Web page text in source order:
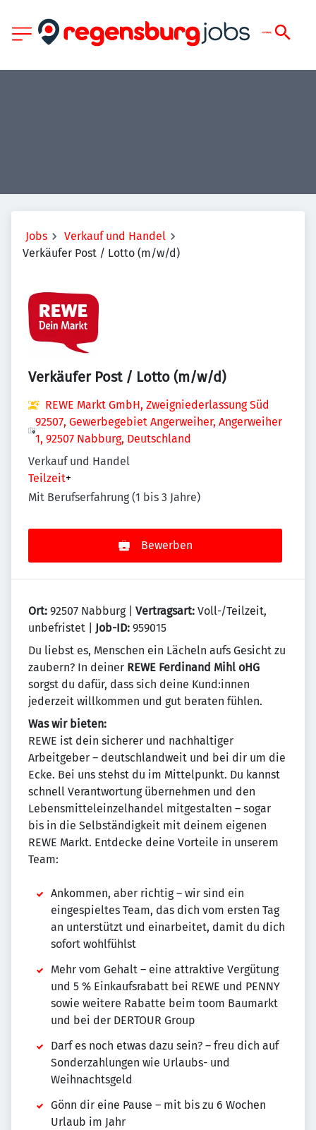
Jobs
Verkauf und Handel
Verkäufer Post / Lotto (m/w/d)
Verkäufer Post / Lotto (m/w/d)
REWE Markt GmbH, Zweigniederlassung Süd
92507, Gewerbegebiet Angerweiher, Angerweiher
1, 92507 Nabburg, Deutschland
Verkauf und Handel
Teilzeit+
Mit Berufserfahrung (1 bis 3 Jahre)
Bewerben
Ort: 92507 Nabburg | Vertragsart: Voll-/Teilzeit,
unbefristet | Job-ID: 959015
Du liebst es, Menschen ein Lächeln aufs Gesicht zu
zaubern? In deiner REWE Ferdinand Mihl oHG
sorgst du dafür, dass sich deine Kund:innen
jederzeit willkommen und gut beraten fühlen.
Was wir bieten:
REWE ist dein sicherer und nachhaltiger
Arbeitgeber – deutschlandweit und bei dir um die
Ecke. Bei uns stehst du im Mittelpunkt. Du kannst
schnell Verantwortung übernehmen und den
Lebensmitteleinzelhandel mitgestalten – sogar
bis in die Selbständigkeit mit deinem eigenen
REWE Markt. Entdecke deine Vorteile in unserem
Team:
Ankommen, aber richtig – wir sind ein
eingespieltes Team, das dich vom ersten Tag
an unterstützt und einarbeitet, damit du dich
sofort wohlfühlst
Mehr vom Gehalt – eine attraktive Vergütung
und 5 % Einkaufsrabatt bei REWE und PENNY
sowie weitere Rabatte beim toom Baumarkt
und bei der DERTOUR Group
Darf es noch etwas dazu sein? – freu dich auf
Sonderzahlungen wie Urlaubs- und
Weihnachtsgeld
Gönn dir eine Pause – mit bis zu 6 Wochen
Urlaub im Jahr